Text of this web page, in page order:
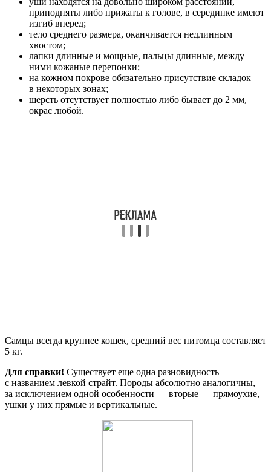
приподняты либо прижаты к голове, в серединке имеют
изгиб вперед;
тело среднего размера, оканчивается недлинным
хвостом;
лапки длинные и мощные, пальцы длинные, между
ними кожаные перепонки;
на кожном покрове обязательно присутствие складок
в некоторых зонах;
шерсть отсутствует полностью либо бывает до 2 мм,
окрас любой.
Самцы всегда крупнее кошек, средний вес питомца составляет
5 кг.
Для справки! Существует еще одна разновидность
с названием левкой страйт. Породы абсолютно аналогичны,
за исключением одной особенности — вторые — прямоухие,
ушки у них прямые и вертикальные.